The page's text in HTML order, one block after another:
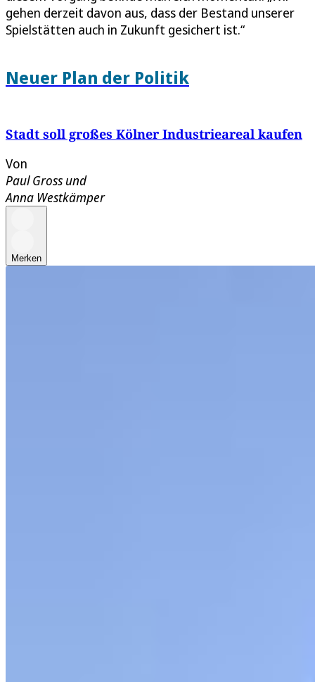
gehen derzeit davon aus, dass der Bestand unserer
Spielstätten auch in Zukunft gesichert ist.“
Neuer Plan der Politik
Stadt soll großes Kölner Industrieareal kaufen
Von
Paul Gross und
Anna Westkämper
Merken